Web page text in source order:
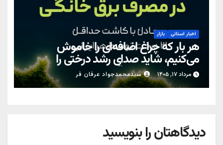
اخبار استانی بازار
هر بار که چراغ اضافه‌ای را خاموش
می‌کنیم، شاید صدای رشد درختی را
نشنویم… اما زمین آن را حس می‌کند.
مرداد ۱۷, ۱۴۰۵ سیدمحمدجواد عرفان فر
دیدگاهتان را بنویسید